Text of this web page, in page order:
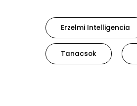
Erzelmi Intelligencia
Tanacsok